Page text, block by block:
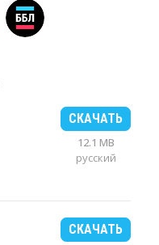
СКАЧАТЬ
12.1 MB
русский
СКАЧАТЬ